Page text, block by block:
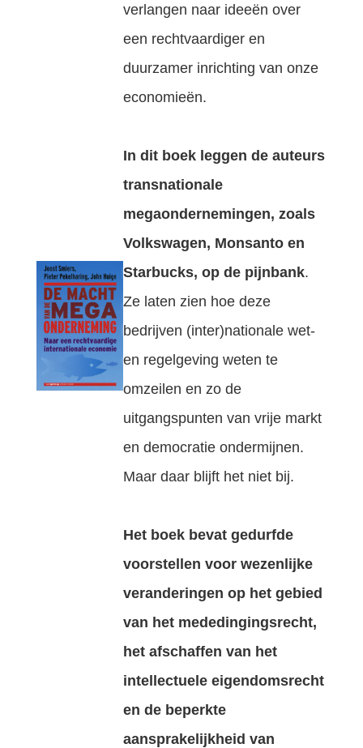
verlangen naar ideeën over
een rechtvaardiger en
duurzamer inrichting van onze
economieën.
In dit boek leggen de auteurs
transnationale
megaondernemingen, zoals
Volkswagen, Monsanto en
Starbucks, op de pijnbank.
Ze laten zien hoe deze
bedrijven (inter)nationale wet-
en regelgeving weten te
omzeilen en zo de
uitgangspunten van vrije markt
en democratie ondermijnen.
Maar daar blijft het niet bij.
Het boek bevat gedurfde
voorstellen voor wezenlijke
veranderingen op het gebied
van het mededingingsrecht,
het afschaffen van het
intellectuele eigendomsrecht
en de beperkte
aansprakelijkheid van